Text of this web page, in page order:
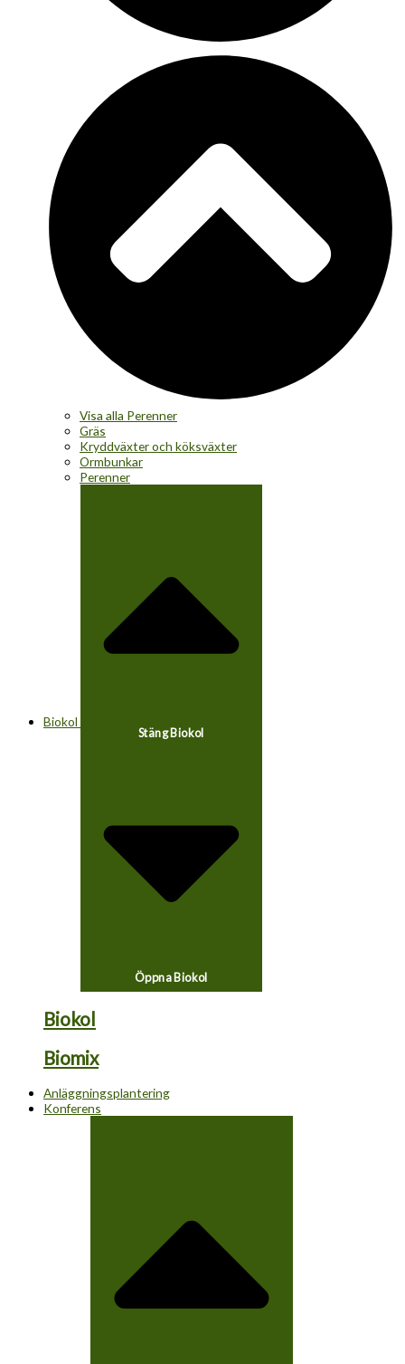
Visa alla Perenner
Gräs
Kryddväxter och köksväxter
Ormbunkar
Perenner
Biokol
Stäng Biokol
Öppna Biokol
Biokol
Biomix
Anläggningsplantering
Konferens